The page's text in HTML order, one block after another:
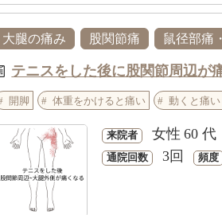
大腿の痛み 股関節痛 鼠径部痛
テニスをした後に股関節周辺が
開脚 体重をかけると痛い 動くと痛い
来院者 女性 60 代
通院回数 3回 頻度